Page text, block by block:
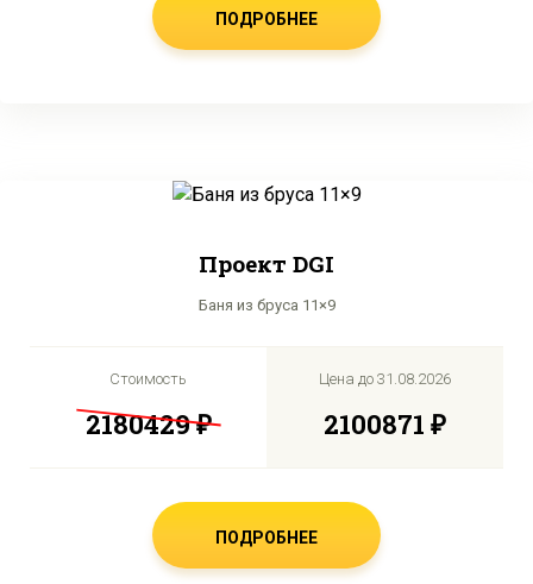
ПОДРОБНЕЕ
Проект DGI
Баня из бруса 11×9
Стоимость
2180429 ₽
Цена до 31.08.2026
2100871 ₽
ПОДРОБНЕЕ